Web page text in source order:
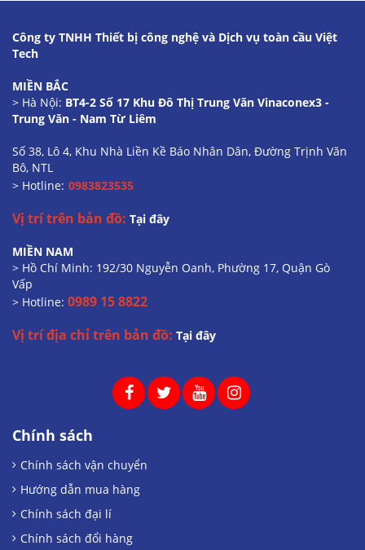
Công ty TNHH Thiết bị công nghệ và Dịch vụ toàn cầu Việt
Tech
MIỀN BẮC
> Hà Nội: BT4-2 Số 17 Khu Đô Thị Trung Văn Vinaconex3 -
Trung Văn - Nam Từ Liêm
Số 38, Lô 4, Khu Nhà Liền Kề Báo Nhân Dân, Đường Trịnh Văn
Bô, NTL
> Hotline: 0983823535
Vị trí trên bản đồ: Tại đây
MIỀN NAM
> Hồ Chí Minh: 192/30 Nguyễn Oanh, Phường 17, Quận Gò
Vấp
> Hotline: 0989 15 8822
Vị trí địa chỉ trên bản đồ: Tại đây
Chính sách
Chính sách vận chuyển
Hướng dẫn mua hàng
Chính sách đại lí
Chính sách đổi hàng